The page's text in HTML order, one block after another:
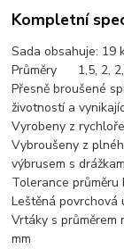
Kompletní
Sada obsahuje: 19
Průměry 1,5, 2,
Přesně broušené
životností a
Vyrobeny z
Vybroušeny z
výbrusem s
Tolerance průměru
Leštěná povrchová
Vrtáky s průměrem
mm